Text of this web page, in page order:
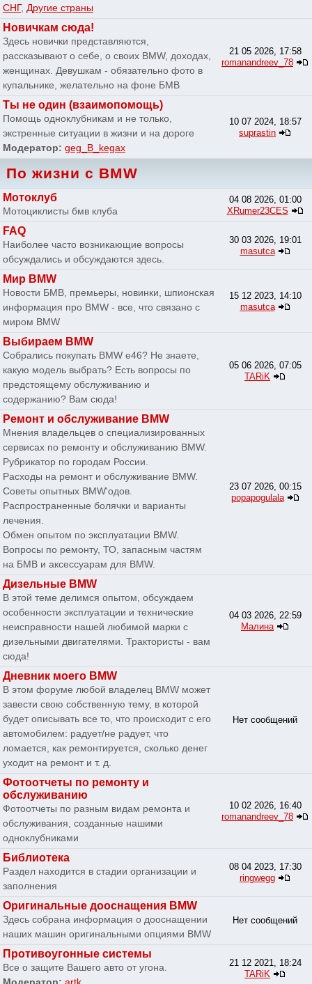
СНГ, Другие страны
Новичкам сюда!
Здесь новички представляются,
рассказывают о себе, о своих BMW, доходах,
женщинах. Девушкам - обязательно фото в
купальнике, желательно на фоне БМВ
21 05 2026, 17:58
romanandreev_78
Ты не один (взаимопомощь)
Помощь одноклубникам и не только,
экстренные ситуации в жизни и на дороге
Модератор: geg_B_kegax
10 07 2024, 18:57
suprastin
По жизни с BMW
Мотоклуб
Мотоциклисты бмв клуба
04 08 2026, 01:00
XRumer23CES
FAQ
Наиболее часто возникающие вопросы
обсуждались и обсуждаются здесь.
30 03 2026, 19:01
masutca
Мир BMW
Новости БМВ, премьеры, новинки, шпионская
информация про BMW - все, что связано с
миром BMW
15 12 2023, 14:10
masutca
Выбираем BMW
Собрались покупать BMW e46? Не знаете,
какую модель выбрать? Есть вопросы по
предстоящему обслуживанию и
содержанию? Вам сюда!
05 06 2026, 07:05
TARiK
Ремонт и обслуживание BMW
Мнения владельцев о специализированных
сервисах по ремонту и обслуживанию BMW.
Рубрикатор по городам России.
Расходы на ремонт и обслуживание BMW.
Советы опытных BMW'одов.
Распространенные болячки и варианты
лечения.
Обмен опытом по эксплуатации BMW.
Вопросы по ремонту, ТО, запасным частям
на БМВ и аксессуарам для BMW.
23 07 2026, 00:15
popapogulala
Дизельные BMW
В этой теме делимся опытом, обсуждаем
особенности эксплуатации и технические
неисправности нашей любимой марки с
дизельными двигателями. Трактористы - вам
сюда!
04 03 2026, 22:59
Малина
Дневник моего BMW
В этом форуме любой владелец BMW может
завести свою собственную тему, в которой
будет описывать все то, что происходит с его
автомобилем: радует/не радует, что
ломается, как ремонтируется, сколько денег
уходит на ремонт и т. д.
Нет сообщений
Фотоотчеты по ремонту и
обслуживанию
Фотоотчеты по разным видам ремонта и
обслуживания, созданные нашими
одноклубниками
10 02 2026, 16:40
romanandreev_78
Библиотека
Раздел находится в стадии организации и
заполнения
08 04 2023, 17:30
ringwegg
Оригинальные дооснащения BMW
Здесь собрана информация о дооснащении
наших машин оригинальными опциями BMW
Нет сообщений
Противоугонные системы
Все о защите Вашего авто от угона.
21 12 2021, 18:24
TARiK